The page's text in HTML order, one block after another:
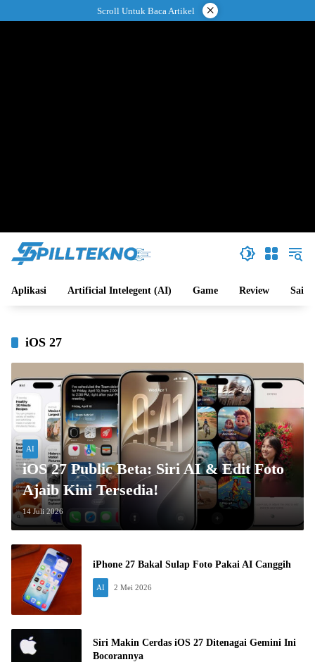
ke
Scroll Untuk Baca Artikel ×
Aplikasi Artificial Intelegent (AI) Game Review Sains
iOS 27
AI
iOS 27 Public Beta: Siri AI & Edit Foto
Ajaib Kini Tersedia!
14 Juli 2026
iPhone 27 Bakal Sulap Foto Pakai AI Canggih
AI 2 Mei 2026
Siri Makin Cerdas iOS 27 Ditenagai Gemini Ini
Bocorannya